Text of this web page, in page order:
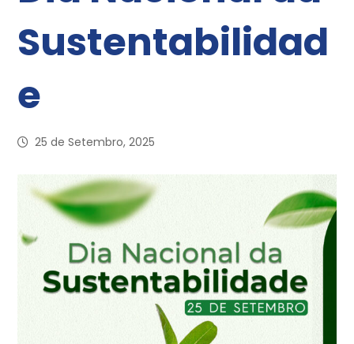
Sustentabilidad
e
25 de Setembro, 2025